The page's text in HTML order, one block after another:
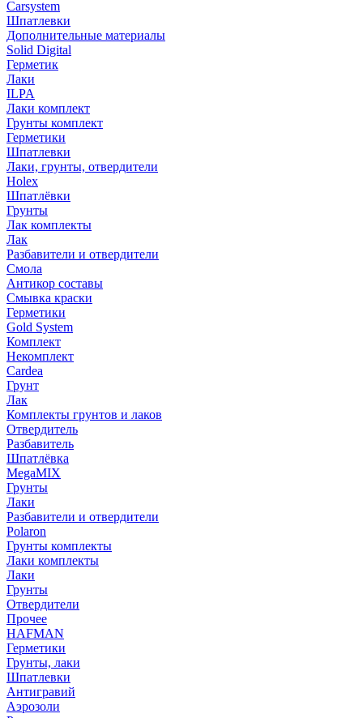
Carsystem
Шпатлевки
Дополнительные материалы
Solid Digital
Герметик
Лаки
ILPA
Лаки комплект
Грунты комплект
Герметики
Шпатлевки
Лаки, грунты, отвердители
Holex
Шпатлёвки
Грунты
Лак комплекты
Лак
Разбавители и отвердители
Смола
Антикор составы
Смывка краски
Герметики
Gold System
Комплект
Некомплект
Cardea
Грунт
Лак
Комплекты грунтов и лаков
Отвердитель
Разбавитель
Шпатлёвка
MegaMIX
Грунты
Лаки
Разбавители и отвердители
Polaron
Грунты комплекты
Лаки комплекты
Лаки
Грунты
Отвердители
Прочее
HAFMAN
Герметики
Грунты, лаки
Шпатлевки
Антигравий
Аэрозоли